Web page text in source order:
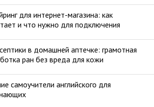
для интернет-магазина: как
и что нужно для подключения
в домашней аптечке: грамотная
ран без вреда для кожи
самоучители английского для